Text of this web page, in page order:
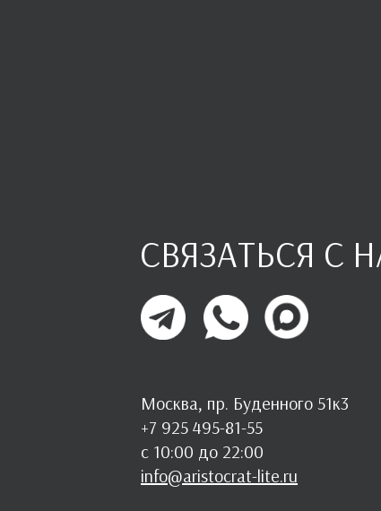
Москва, пр. Буденного 51к3
+7 925 495-81-55
с 10:00 до 22:00
info@aristocrat-lite.ru
СВЯЗАТЬСЯ С